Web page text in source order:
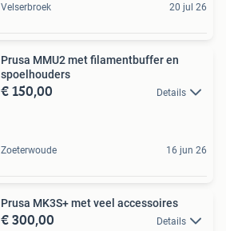
Velserbroek 20 jul 26
Prusa MMU2 met filamentbuffer en
spoelhouders
€ 150,00 Details
Zoeterwoude 16 jun 26
Prusa MK3S+ met veel accessoires
€ 300,00 Details